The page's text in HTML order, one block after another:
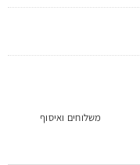
משלוחים ואיסוף